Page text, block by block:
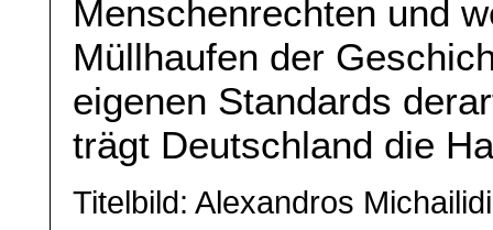
Menschenrechten und
Müllhaufen der
eigenen Standards
trägt Deutschland die
Titelbild: Alexandros